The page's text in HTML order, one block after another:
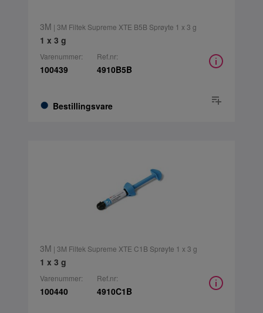
3M | 3M Filtek Supreme XTE B5B Sprøyte 1 x 3 g
1 x 3 g
Varenummer:
100439
Bestillingsvare
Ref.nr:
4910B5B
3M | 3M Filtek Supreme XTE C1B Sprøyte 1 x 3 g
1 x 3 g
Varenummer:
100440
Ref.nr:
4910C1B